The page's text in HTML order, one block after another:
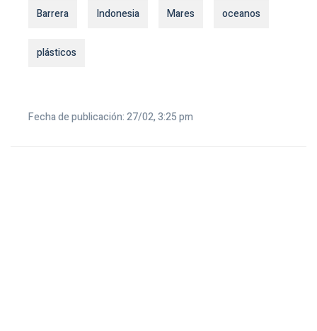
Barrera Indonesia Mares oceanos
plásticos
Fecha de publicación: 27/02, 3:25 pm